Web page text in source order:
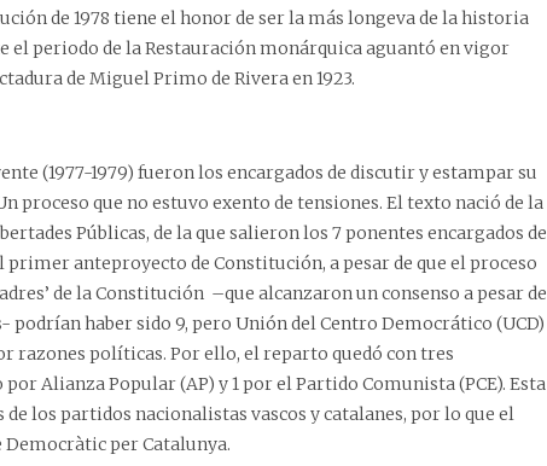
de 1978 tiene el honor de ser la más longeva de la historia
el periodo de la Restauración monárquica aguantó en vigor
de Miguel Primo de Rivera en 1923.
(1977-1979) fueron los encargados de discutir y estampar su
proceso que no estuvo exento de tensiones. El texto nació de la
Públicas, de la que salieron los 7 ponentes encargados de
anteproyecto de Constitución, a pesar de que el proceso
de la Constitución –que alcanzaron un consenso a pesar de
haber sido 9, pero Unión del Centro Democrático (UCD)
razones políticas. Por ello, el reparto quedó con tres
por Alianza Popular (AP) y 1 por el Partido Comunista (PCE). Esta
los partidos nacionalistas vascos y catalanes, por lo que el
Democràtic per Catalunya.